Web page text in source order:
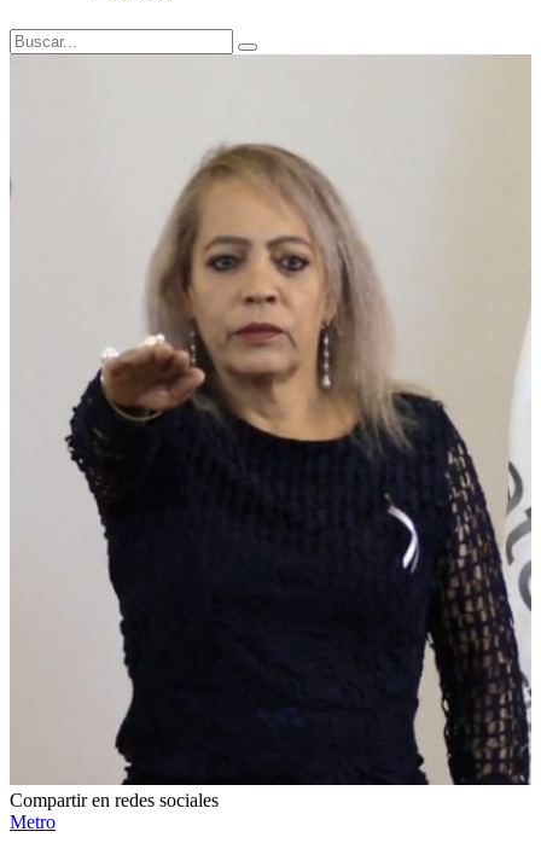
Compartir en redes sociales
Metro